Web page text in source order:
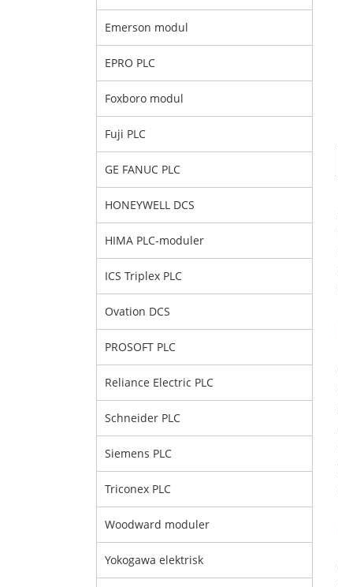
Emerson modul
EPRO PLC
Foxboro modul
Fuji PLC
GE FANUC PLC
HONEYWELL DCS
HIMA PLC-moduler
ICS Triplex PLC
Ovation DCS
PROSOFT PLC
Reliance Electric PLC
Schneider PLC
Siemens PLC
Triconex PLC
Woodward moduler
Yokogawa elektrisk